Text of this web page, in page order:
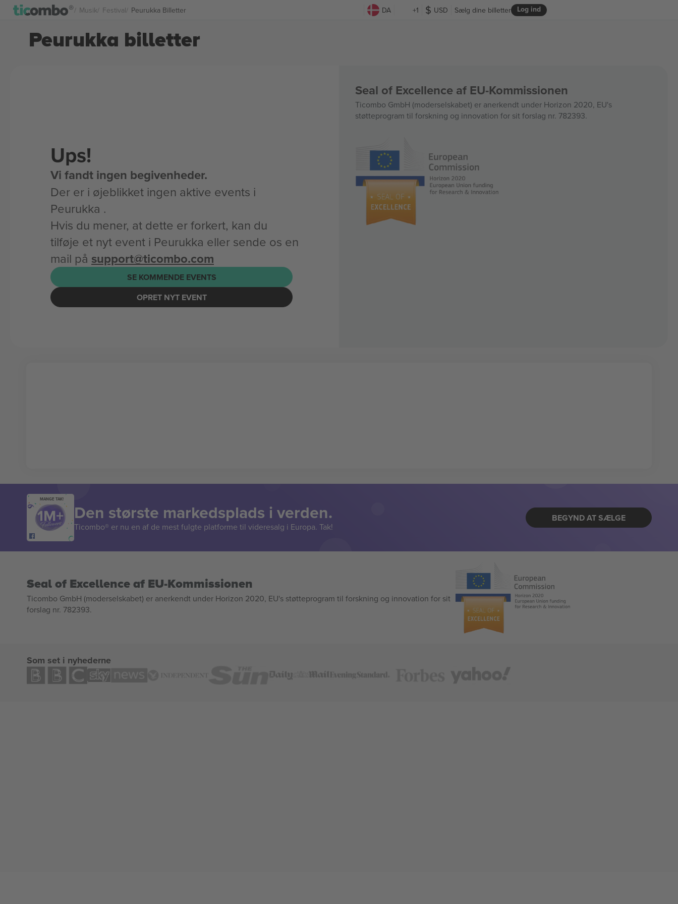
Musik Festival Peurukka Billetter DA +1 USD Log ind
Sælg dine billetter
Peurukka billetter
Ups!
Vi fandt ingen begivenheder.
Der er i øjeblikket ingen aktive events i
Peurukka .
Hvis du mener, at dette er forkert, kan du
tilføje et nyt event i Peurukka eller sende os en
mail på support@ticombo.com
SE KOMMENDE EVENTS
OPRET NYT EVENT
Seal of Excellence af EU-Kommissionen
Ticombo GmbH (moderselskabet) er anerkendt under Horizon 2020, EU's
støtteprogram til forskning og innovation for sit forslag nr. 782393.
MANGE TAK!
Den største markedsplads i verden.
Ticombo® er nu en af de mest fulgte platforme til videresalg i Europa. Tak!
BEGYND AT SÆLGE
Seal of Excellence af EU-Kommissionen
Ticombo GmbH (moderselskabet) er anerkendt under Horizon 2020, EU's støtteprogram til forskning og innovation for sit
forslag nr. 782393.
Som set i nyhederne